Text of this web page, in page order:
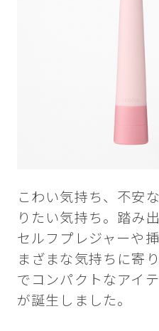
こわい気持ち、不安
りたい気持ち。踏み
セルフプレジャーや
まざまな気持ちに寄
でコンパクトなアイ
が誕生しました。